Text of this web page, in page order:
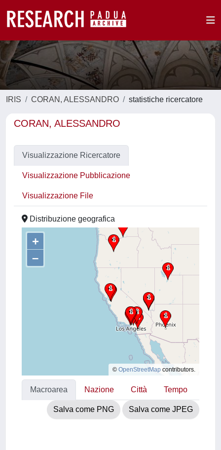
IRIS CORAN, ALESSANDRO statistiche ricercatore
CORAN, ALESSANDRO
Visualizzazione Ricercatore
Visualizzazione Pubblicazione
Visualizzazione File
Distribuzione geografica
+
–
© OpenStreetMap contributors.
Macroarea Nazione Città Tempo
Salva come PNG Salva come JPEG